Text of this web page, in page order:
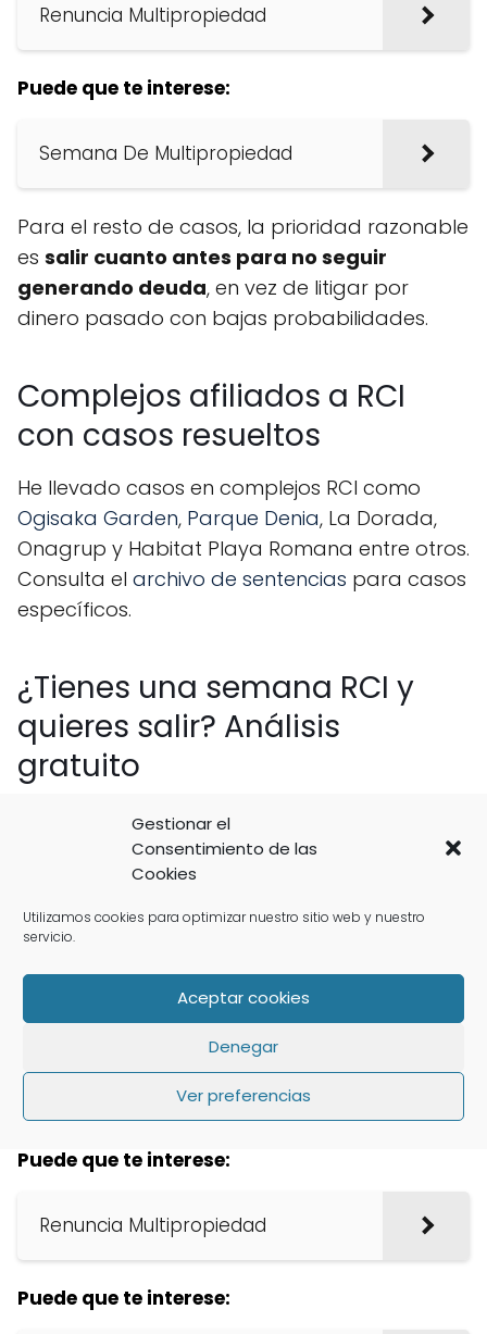
Gestionar el
Consentimiento de las
Cookies
Utilizamos cookies para optimizar nuestro sitio web y nuestro
servicio.
Aceptar cookies
Denegar
Ver preferencias
Renuncia Multipropiedad
Puede que te interese:
Semana De Multipropiedad
Para el resto de casos, la prioridad razonable
es salir cuanto antes para no seguir
generando deuda, en vez de litigar por
dinero pasado con bajas probabilidades.
Complejos afiliados a RCI
con casos resueltos
He llevado casos en complejos RCI como
Ogisaka Garden, Parque Denia, La Dorada,
Onagrup y Habitat Playa Romana entre otros.
Consulta el archivo de sentencias para casos
específicos.
¿Tienes una semana RCI y
quieres salir? Análisis
gratuito
Cada caso RCI tiene matices. Antes de
plantear cualquier vía, reviso personalmente
tu documentación (escritura, contrato,
recibos de cuotas, situación de RCI) y te
indico la salida con mayor probabilidad de
éxito.
Puede que te interese:
Regalo Semana Multipropiedad
Puede que te interese:
Renuncia Multipropiedad
Puede que te interese: